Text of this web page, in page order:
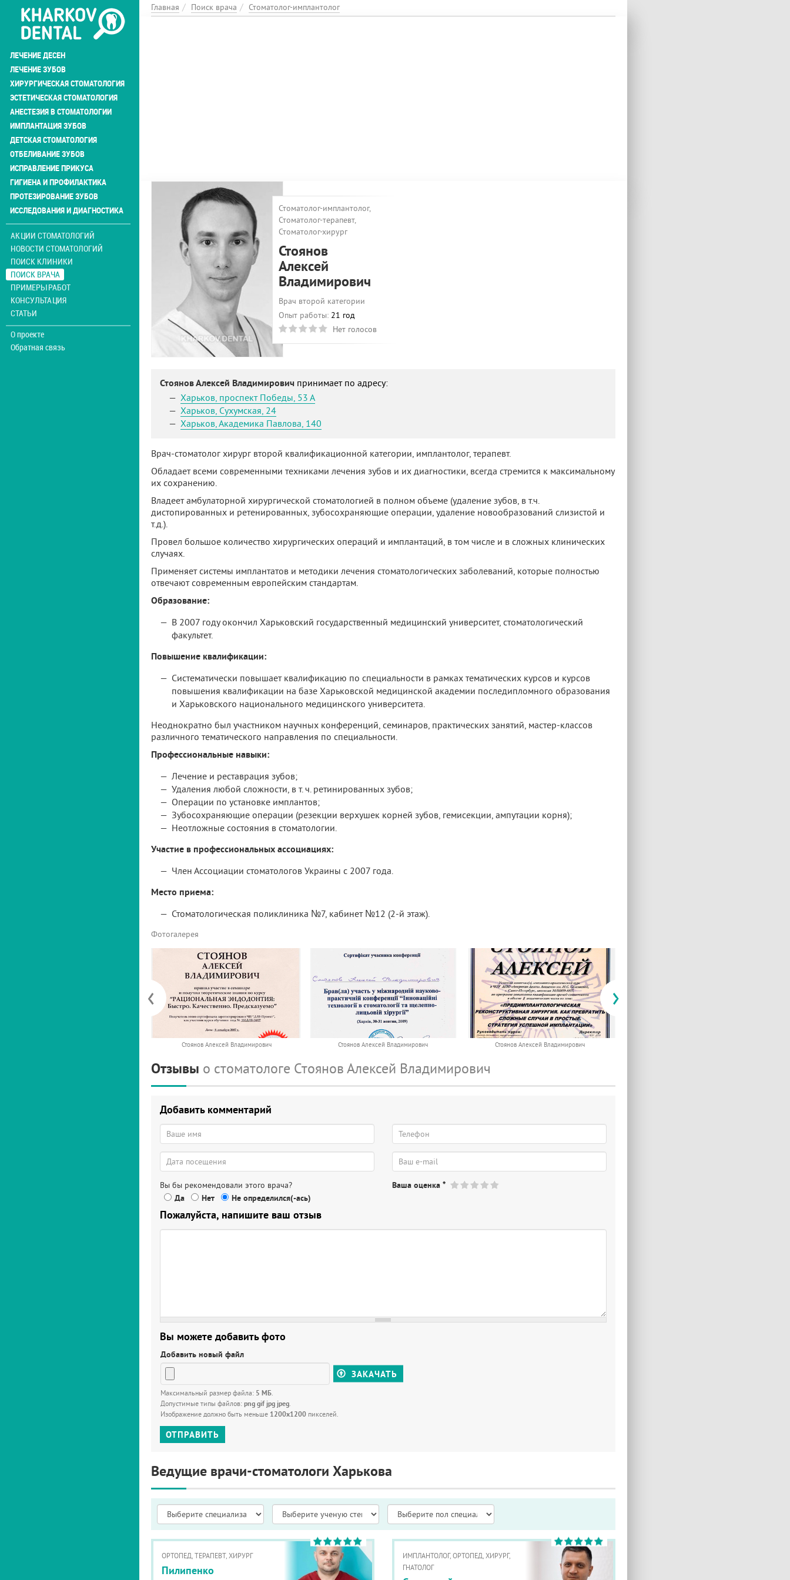
Перейти
основному
содержанию
ЛЕЧЕНИЕ ДЕСЕН
ЛЕЧЕНИЕ ЗУБОВ
ХИРУРГИЧЕСКАЯ СТОМАТОЛОГИЯ
ЭСТЕТИЧЕСКАЯ СТОМАТОЛОГИЯ
АНЕСТЕЗИЯ В СТОМАТОЛОГИИ
ИМПЛАНТАЦИЯ ЗУБОВ
ДЕТСКАЯ СТОМАТОЛОГИЯ
ОТБЕЛИВАНИЕ ЗУБОВ
ИСПРАВЛЕНИЕ ПРИКУСА
ГИГИЕНА И ПРОФИЛАКТИКА
ПРОТЕЗИРОВАНИЕ ЗУБОВ
ИССЛЕДОВАНИЯ И ДИАГНОСТИКА
АКЦИИ СТОМАТОЛОГИЙ
НОВОСТИ СТОМАТОЛОГИЙ
ПОИСК КЛИНИКИ
ПОИСК ВРАЧА
ПРИМЕРЫ РАБОТ
КОНСУЛЬТАЦИЯ
СТАТЬИ
О проекте
Обратная связь
Главная Поиск врача Стоматолог-имплантолог
Стоматолог-имплантолог,
Стоматолог-терапевт,
Стоматолог-хирург
Стоянов
Алексей
Владимирович
Врач второй категории
Опыт работы: 21 год
Нет голосов
Стоянов Алексей Владимирович принимает по адресу:
Харьков, проспект Победы, 53 А
Харьков, Сухумская, 24
Харьков,Академика Павлова, 140
Врач-стоматолог хирург второй квалификационной категории, имплантолог, терапевт.
Обладает всеми современными техниками лечения зубов и их диагностики, всегда стремится к максимальному
их сохранению.
Владеет амбулаторной хирургической стоматологией в полном объеме (удаление зубов, в т.ч.
дистопированных и ретенированных, зубосохраняющие операции, удаление новообразований слизистой и
т.д.).
Провел большое количество хирургических операций и имплантаций, в том числе и в сложных клинических
случаях.
Применяет системы имплантатов и методики лечения стоматологических заболеваний, которые полностью
отвечают современным европейским стандартам.
Образование:
В 2007 году окончил Харьковский государственный медицинский университет, стоматологический
факультет.
Повышение квалификации:
Систематически повышает квалификацию по специальности в рамках тематических курсов и курсов
повышения квалификации на базе Харьковской медицинской академии последипломного образования
и Харьковского национального медицинского университета.
Неоднократно был участником научных конференций, семинаров, практических занятий, мастер-классов
различного тематического направления по специальности.
Профессиональные навыки:
Лечение и реставрация зубов;
Удаления любой сложности, в т. ч. ретинированных зубов;
Операции по установке имплантов;
Зубосохраняющие операции (резекции верхушек корней зубов, гемисекции, ампутации корня);
Неотложные состояния в стоматологии.
Участие в профессиональных ассоциациях:
Член Ассоциации стоматологов Украины с 2007 года.
Место приема:
Стоматологическая поликлиника №7, кабинет №12 (2-й этаж).
Фотогалерея
Стоянов Алексей Владимирович Стоянов Алексей Владимирович Стоянов Алексей Владимирович
‹ ›
Отзывы о стоматологе Стоянов Алексей Владимирович
Добавить комментарий
Вы бы рекомендовали этого врача?
Да
Нет Не определился(-ась)
Ваша оценка*
Пожалуйста, напишите ваш отзыв
Вы можете добавить фото
Добавить новый файл
ЗАКАЧАТЬ
Максимальный размер файла: 5 МБ
Допустимые типы файлов: png gif jpg jpeg
Изображение должно быть меньше 1200x1200 пикселей.
ОТПРАВИТЬ
Ведущие врачи-стоматологи Харькова
ОРТОПЕД, ТЕРАПЕВТ, ХИРУРГ
Пилипенко
ИМПЛАНТОЛОГ, ОРТОПЕД, ХИРУРГ,
ГНАТОЛОГ